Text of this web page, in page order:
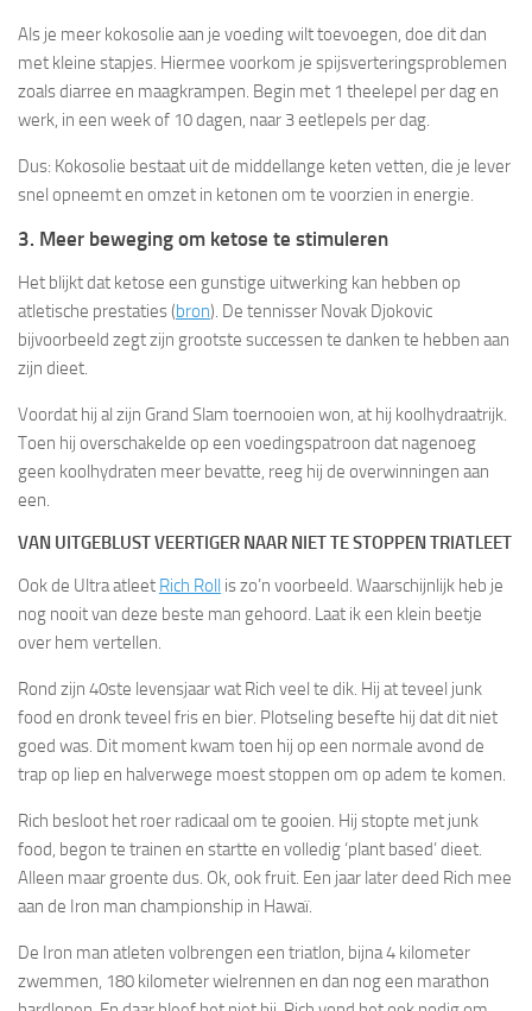
Als je meer kokosolie aan je voeding wilt toevoegen, doe dit dan
met kleine stapjes. Hiermee voorkom je spijsverteringsproblemen
zoals diarree en maagkrampen. Begin met 1 theelepel per dag en
werk, in een week of 10 dagen, naar 3 eetlepels per dag.
Dus: Kokosolie bestaat uit de middellange keten vetten, die je lever
snel opneemt en omzet in ketonen om te voorzien in energie.
3. Meer beweging om ketose te stimuleren
Het blijkt dat ketose een gunstige uitwerking kan hebben op
atletische prestaties (bron). De tennisser Novak Djokovic
bijvoorbeeld zegt zijn grootste successen te danken te hebben aan
zijn dieet.
Voordat hij al zijn Grand Slam toernooien won, at hij koolhydraatrijk.
Toen hij overschakelde op een voedingspatroon dat nagenoeg
geen koolhydraten meer bevatte, reeg hij de overwinningen aan
een.
VAN UITGEBLUST VEERTIGER NAAR NIET TE STOPPEN TRIATLEET
Ook de Ultra atleet Rich Roll is zo’n voorbeeld. Waarschijnlijk heb je
nog nooit van deze beste man gehoord. Laat ik een klein beetje
over hem vertellen.
Rond zijn 40ste levensjaar wat Rich veel te dik. Hij at teveel junk
food en dronk teveel fris en bier. Plotseling besefte hij dat dit niet
goed was. Dit moment kwam toen hij op een normale avond de
trap op liep en halverwege moest stoppen om op adem te komen.
Rich besloot het roer radicaal om te gooien. Hij stopte met junk
food, begon te trainen en startte en volledig ‘plant based’ dieet.
Alleen maar groente dus. Ok, ook fruit. Een jaar later deed Rich mee
aan de Iron man championship in Hawaï.
De Iron man atleten volbrengen een triatlon, bijna 4 kilometer
zwemmen, 180 kilometer wielrennen en dan nog een marathon